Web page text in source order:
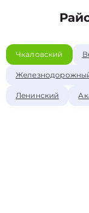
Чкаловский
Ленинский